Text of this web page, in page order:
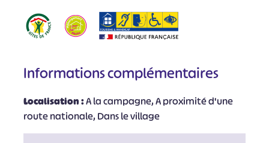
Informations complémentaires
Localisation :A la campagne, A proximité d'une
route nationale, Dans le village